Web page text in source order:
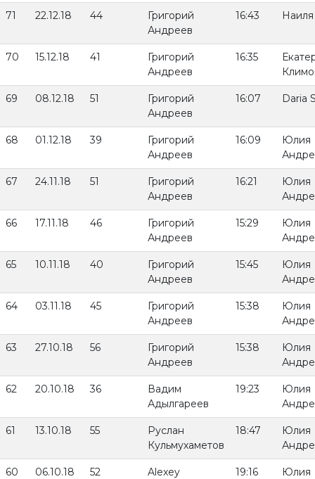
71 22.12.18 44
Григорий
Андреев
16:43 Наиля
70 15.12.18 41
Григорий
Андреев
16:35
69 08.12.18 51
Григорий
Андреев
16:07 Daria
68 01.12.18 39
Григорий
Андреев
16:09
Юлия
67 24.11.18 51
Григорий
Андреев
16:21
Юлия
66 17.11.18 46
Григорий
Андреев
15:29
Юлия
65 10.11.18 40
Григорий
Андреев
15:45
Юлия
64 03.11.18 45
Григорий
Андреев
15:38
Юлия
63 27.10.18 56
Григорий
Андреев
15:38
Юлия
62 20.10.18 36
Вадим
Адылгареев
19:23
Юлия
61 13.10.18 55
Руслан
Кульмухаметов
18:47
Юлия
60 06.10.18 52
Alexey
19:16
Юлия